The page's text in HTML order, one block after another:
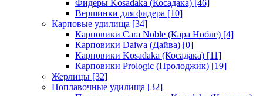
Фидеры Kosadaka (Косадака) [46]
Вершинки для фидера [10]
Карповые удилища [34]
Карповики Cara Noble (Кара Нобле) [4]
Карповики Daiwa (Дайва) [0]
Карповики Kosadaka (Косадака) [11]
Карповики Prologic (Пролоджик) [19]
Жерлицы [32]
Поплавочные удилища [32]